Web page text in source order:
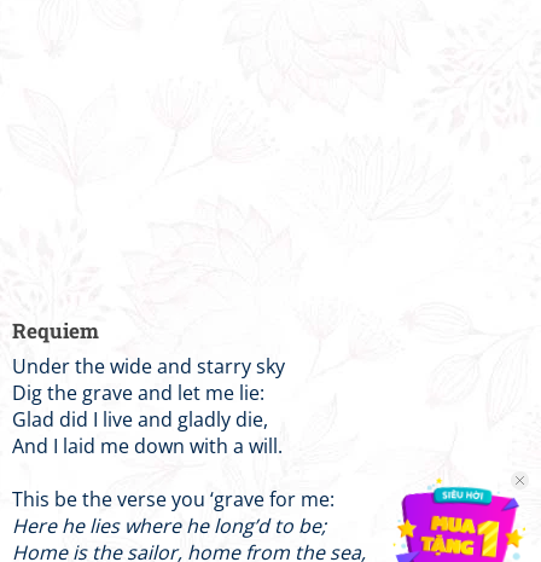
Requiem
Under the wide and starry sky
Dig the grave and let me lie:
Glad did I live and gladly die,
And I laid me down with a will.
This be the verse you ‘grave for me:
Here he lies where he long’d to be;
Home is the sailor, home from the sea,